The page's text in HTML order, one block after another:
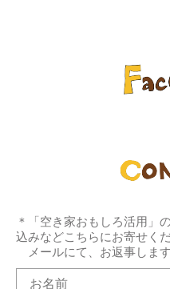
＊「空き家おもしろ活用」
込みなどこちらにお寄せくだ
メールにて、お返事します